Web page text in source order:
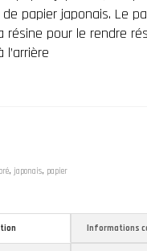
papier japonais. Le
résine pour le rendre
l’arrière
, japonais, papier
Informations